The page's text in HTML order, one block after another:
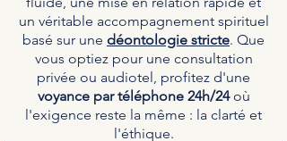
un véritable accompagnement spirituel
basé sur une déontologie stricte. Que
vous optiez pour une consultation
privée ou audiotel, profitez d'une
voyance par téléphone 24h/24où
l'exigence reste la même : la clarté et
l'éthique.